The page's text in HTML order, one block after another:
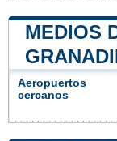
MEDIOS
Aeropuertos
cercanos